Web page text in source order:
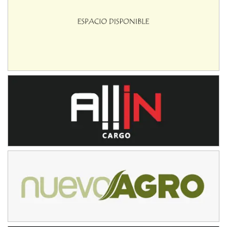
IAME SERIES ARGENTINA 6
Ciudad de Trenque Lauquen (Asfalto)
ENTRERRIANO - F6 (POSTERGADA)
Parque de la Velocidad (Asfalto)
PATAGONICO - F6
Moto Club Reginense (Tierra)
Gral. E. Godoy (Río Negro)